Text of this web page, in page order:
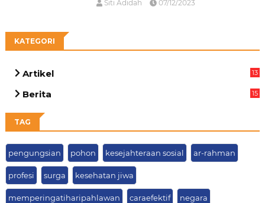
Siti Adidah 07/12/2023
KATEGORI
Artikel
13
Berita
15
TAG
pengungsian pohon kesejahteraan sosial ar-rahman
profesi surga kesehatan jiwa
memperingatiharipahlawan caraefektif negara